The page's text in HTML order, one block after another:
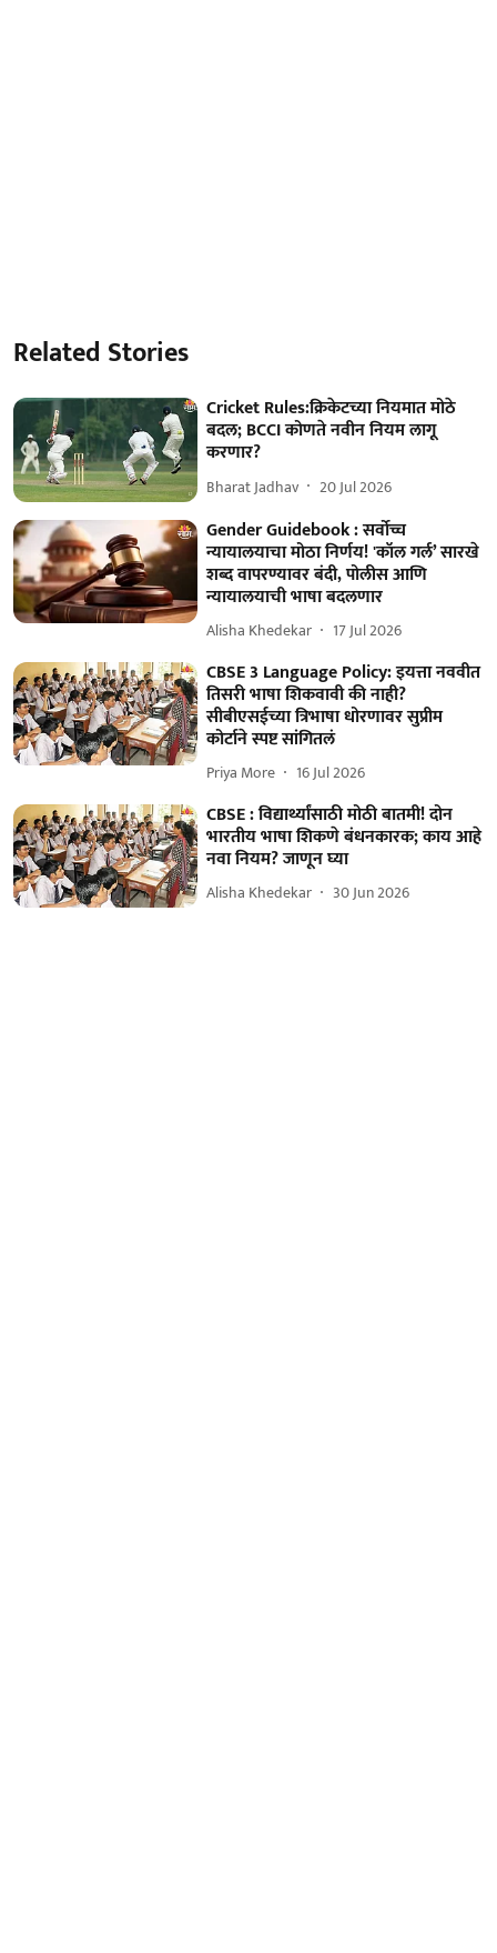
Related Stories
Cricket Rules:क्रिकेटच्या नियमात मोठे
बदल; BCCI कोणते नवीन नियम लागू
करणार?
Bharat Jadhav 20 Jul 2026
Gender Guidebook : सर्वोच्च
न्यायालयाचा मोठा निर्णय! 'कॉल गर्ल’ सारखे
शब्द वापरण्यावर बंदी, पोलीस आणि
न्यायालयाची भाषा बदलणार
Alisha Khedekar 17 Jul 2026
CBSE 3 Language Policy: इयत्ता नववीत
तिसरी भाषा शिकवावी की नाही?
सीबीएसईच्या त्रिभाषा धोरणावर सुप्रीम
कोर्टाने स्पष्ट सांगितलं
Priya More 16 Jul 2026
CBSE : विद्यार्थ्यांसाठी मोठी बातमी! दोन
भारतीय भाषा शिकणे बंधनकारक; काय आहे
नवा नियम? जाणून घ्या
Alisha Khedekar 30 Jun 2026